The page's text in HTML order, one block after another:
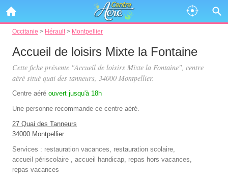
Occitanie > Hérault > Montpellier
Accueil de loisirs Mixte la Fontaine
Cette fiche présente "Accueil de loisirs Mixte la Fontaine", centre
aéré situé quai des tanneurs, 34000 Montpellier.
Centre aéré ouvert jusqu'à 18h
Une personne recommande ce centre aéré.
27 Quai des Tanneurs
34000 Montpellier
Services : restauration vacances, restauration scolaire,
accueil périscolaire , accueil handicap, repas hors vacances,
repas vacances